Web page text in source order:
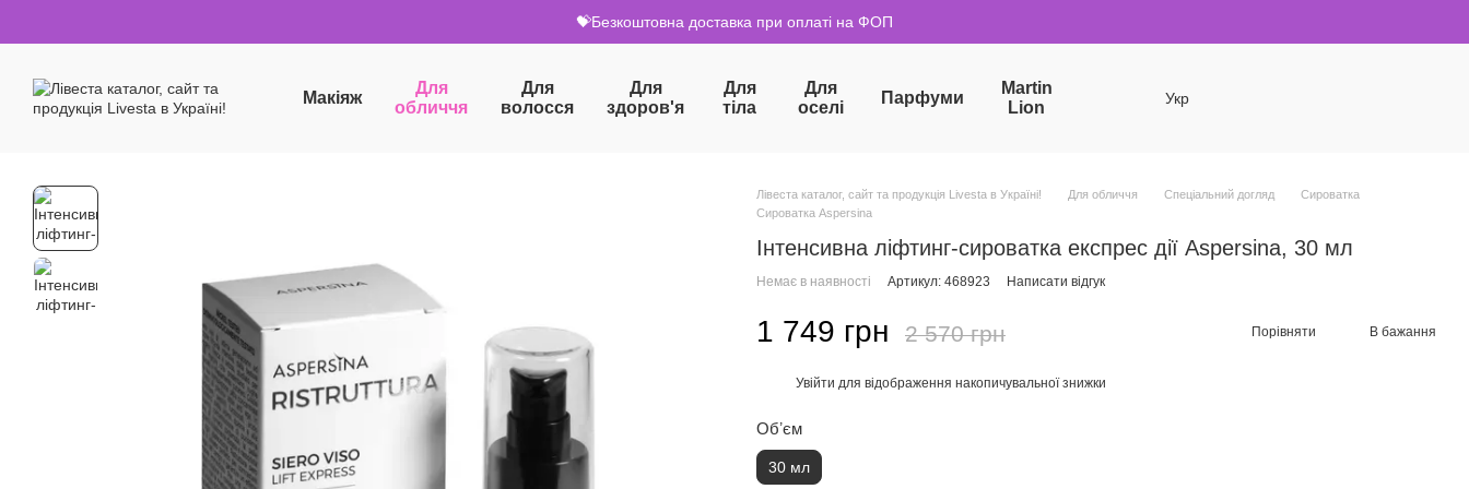
💝Безкоштовна доставка при оплаті на ФОП
Макіяж
Для
обличчя
Для
волосся
Для
здоров'я
Для
тіла
Для
оселі
Парфуми
Martin
Lion
Укр
Лівеста каталог, сайт та продукція Livesta в Україні! Для обличчя Спеціальний догляд
Сироватка
Сироватка Aspersina
Інтенсивна ліфтинг-сироватка експрес дії Aspersina, 30 мл
Немає в наявності Артикул: 468923 Написати відгук
1 749 грн 2 570 грн Порівняти В бажання
Увійти для відображення накопичувальної знижки
Обʼєм
30 мл